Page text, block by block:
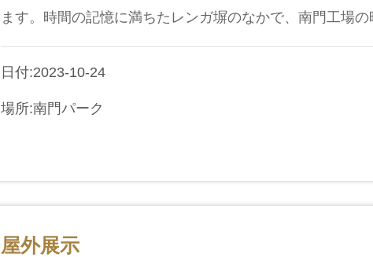
ます。時間の記憶に満ちたレンガ塀のなかで、南門工場
日付:2023-10-24
場所:南門パーク
屋外展示